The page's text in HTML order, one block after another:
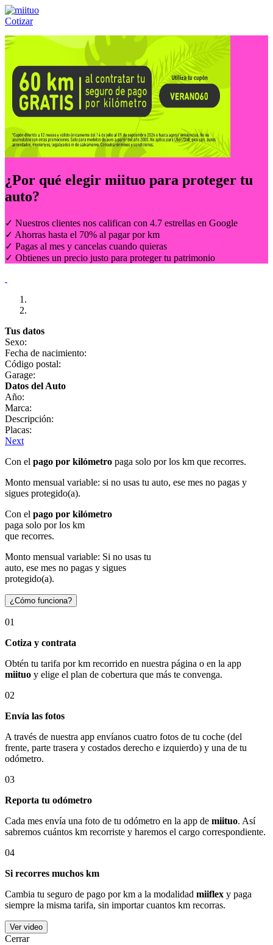
Cotizar
Llámanos al:(55) 84-21-05-00 ó
¿Por qué elegir miituo para proteger tu
auto?
✓ Nuestros clientes nos califican con 4.7 estrellas en Google
✓ Ahorras hasta el 70% al pagar por km
✓ Pagas al mes y cancelas cuando quieras
✓ Obtienes un precio justo para proteger tu patrimonio
Tus datos
Sexo:
Fecha de nacimiento:
Código postal:
Garage:
Datos del Auto
Año:
Marca:
Descripción:
Placas:
Next
Con el pago por kilómetro paga solo por los km que recorres.
Monto mensual variable: si no usas tu auto, ese mes no pagas y
sigues protegido(a).
Con el pago por kilómetro
paga solo por los km
que recorres.
Monto mensual variable: Si no usas tu
auto, ese mes no pagas y sigues
protegido(a).
¿Cómo funciona?
01
Cotiza y contrata
Obtén tu tarifa por km recorrido en nuestra página o en la app
miituo y elige el plan de cobertura que más te convenga.
02
Envía las fotos
A través de nuestra app envíanos cuatro fotos de tu coche (del
frente, parte trasera y costados derecho e izquierdo) y una de tu
odómetro.
03
Reporta tu odómetro
Cada mes envía una foto de tu odómetro en la app de miituo. Así
sabremos cuántos km recorriste y haremos el cargo correspondiente.
04
Si recorres muchos km
Cambia tu seguro de pago por km a la modalidad miiflex y paga
siempre la misma tarifa, sin importar cuantos km recorras.
Ver video
Cerrar